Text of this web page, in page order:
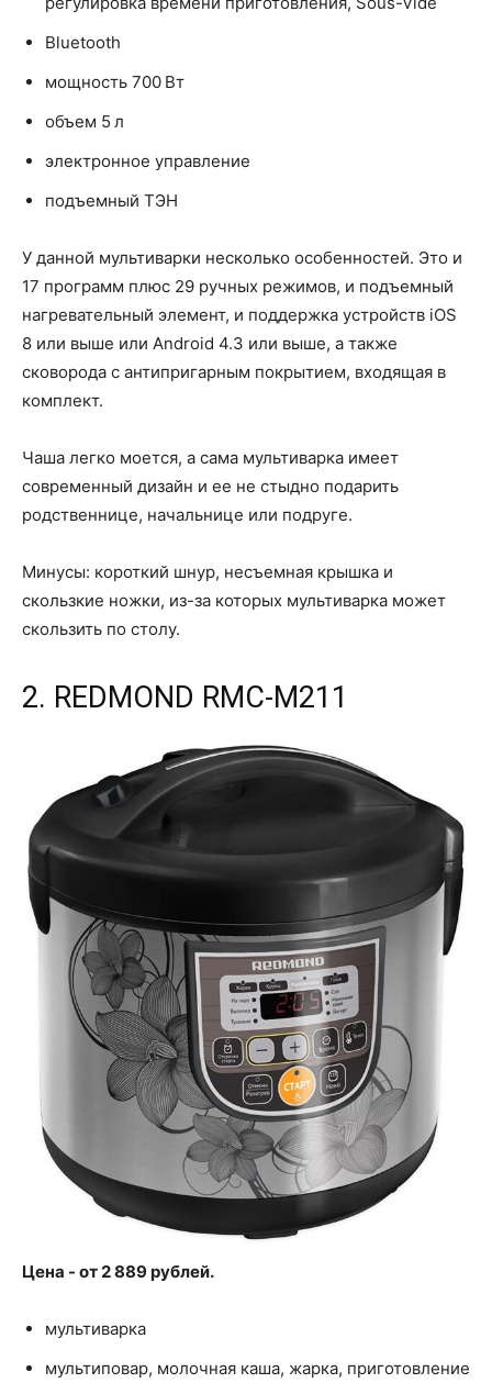
Bluetooth
мощность 700 Вт
объем 5 л
электронное управление
подъемный ТЭН
У данной мультиварки несколько особенностей. Это и
17 программ плюс 29 ручных режимов, и подъемный
нагревательный элемент, и поддержка устройств iOS
8 или выше или Android 4.3 или выше, а также
сковорода с антипригарным покрытием, входящая в
комплект.
Чаша легко моется, а сама мультиварка имеет
современный дизайн и ее не стыдно подарить
родственнице, начальнице или подруге.
Минусы: короткий шнур, несъемная крышка и
скользкие ножки, из-за которых мультиварка может
скользить по столу.
2. REDMOND RMC-M211
Цена - от 2 889 рублей.
мультиварка
мультиповар, молочная каша, жарка, приготовление